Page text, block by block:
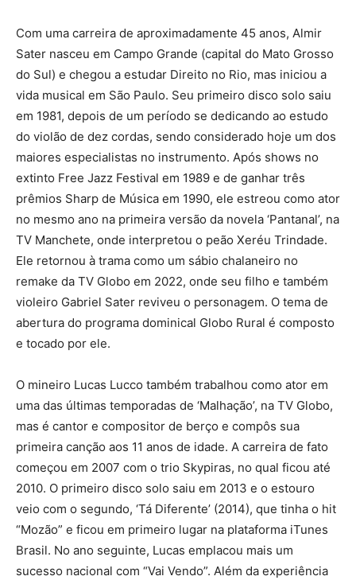
Com uma carreira de aproximadamente 45 anos, Almir
Sater nasceu em Campo Grande (capital do Mato Grosso
do Sul) e chegou a estudar Direito no Rio, mas iniciou a
vida musical em São Paulo. Seu primeiro disco solo saiu
em 1981, depois de um período se dedicando ao estudo
do violão de dez cordas, sendo considerado hoje um dos
maiores especialistas no instrumento. Após shows no
extinto Free Jazz Festival em 1989 e de ganhar três
prêmios Sharp de Música em 1990, ele estreou como ator
no mesmo ano na primeira versão da novela ‘Pantanal’, na
TV Manchete, onde interpretou o peão Xeréu Trindade.
Ele retornou à trama como um sábio chalaneiro no
remake da TV Globo em 2022, onde seu filho e também
violeiro Gabriel Sater reviveu o personagem. O tema de
abertura do programa dominical Globo Rural é composto
e tocado por ele.
O mineiro Lucas Lucco também trabalhou como ator em
uma das últimas temporadas de ‘Malhação’, na TV Globo,
mas é cantor e compositor de berço e compôs sua
primeira canção aos 11 anos de idade. A carreira de fato
começou em 2007 com o trio Skypiras, no qual ficou até
2010. O primeiro disco solo saiu em 2013 e o estouro
veio com o segundo, ‘Tá Diferente’ (2014), que tinha o hit
“Mozão” e ficou em primeiro lugar na plataforma iTunes
Brasil. No ano seguinte, Lucas emplacou mais um
sucesso nacional com “Vai Vendo”. Além da experiência